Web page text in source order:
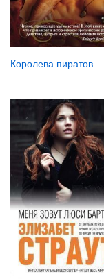
Королева пиратов